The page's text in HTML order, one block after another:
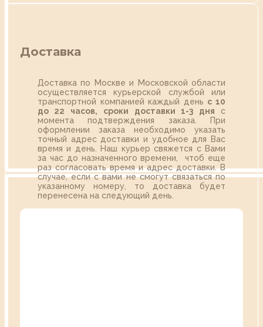
Доставка
Доставка по Москве и Московской области
осуществляется курьерской службой или
транспортной компанией каждый день с 10
до 22 часов,
сроки доставки 1-3 дня с
момента подтверждения заказа. При
оформлении заказа необходимо указать
точный адрес доставки и удобное для Вас
время и день. Наш курьер свяжется с Вами
за час до назначенного времени, чтоб еще
раз согласовать время и адрес доставки. В
случае, если с вами не смогут связаться по
указанному номеру, то доставка будет
перенесена на следующий день.